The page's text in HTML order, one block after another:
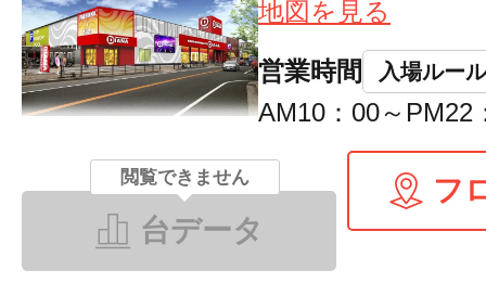
地図を見る
営業時間 入場ルール
AM10：00～PM22
閲覧できません
台データ
フ